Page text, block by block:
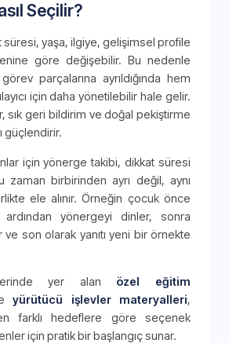
Seçilir?
süresi, yaşa, ilgiye, gelişimsel profile
göre değişebilir. Bu nedenle
parçalarına ayrıldığında hem
için daha yönetilebilir hale gelir.
sık geri bildirim ve doğal pekiştirme
güçlendirir.
için yönerge takibi, dikkat süresi
birbirinden ayrı değil, aynı
ele alınır. Örneğin çocuk önce
yönergeyi dinler, sonra
ve son olarak yanıtı yeni bir örnekte
yer alan özel eğitim
yürütücü işlevler materyalleri,
farklı hedeflere göre seçenek
için pratik bir başlangıç sunar.